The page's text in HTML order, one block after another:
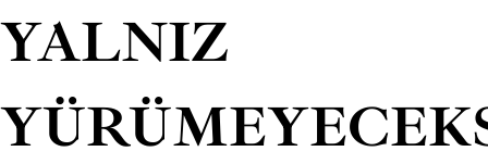
YALNIZ